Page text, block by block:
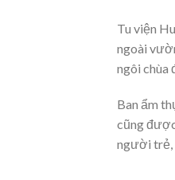
Tu viện
ngoài
ngôi chùa
Ban ẩm
cũng
người trẻ,